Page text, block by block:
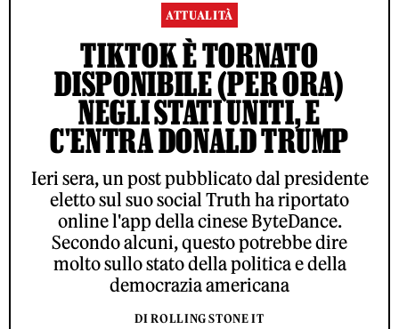
ATTUALITÀ
TIKTOK È TORNATO
DISPONIBILE (PER ORA)
NEGLI STATI UNITI, E
C'ENTRA DONALD TRUMP
Ieri sera, un post pubblicato dal presidente
eletto sul suo social Truth ha riportato
online l'app della cinese ByteDance.
Secondo alcuni, questo potrebbe dire
molto sullo stato della politica e della
democrazia americana
DI ROLLING STONE IT